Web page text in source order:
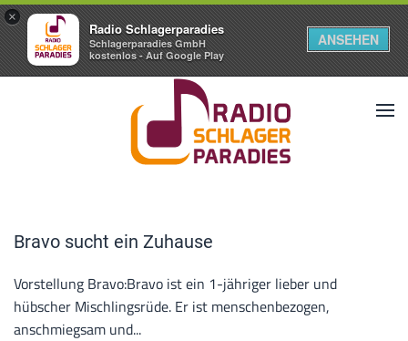
×
Radio Schlagerparadies
Schlagerparadies GmbH
kostenlos - Auf Google Play
ANSEHEN
Bravo sucht ein Zuhause
Vorstellung Bravo:Bravo ist ein 1-jähriger lieber und
hübscher Mischlingsrüde. Er ist menschenbezogen,
anschmiegsam und...